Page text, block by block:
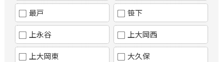
最戸 笹下
上永谷 上大岡西
上大岡東 大久保